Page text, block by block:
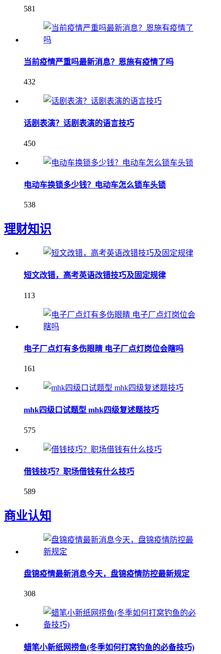
581
当前疫情严重吗最新消息？恩施有疫情了吗
432
话剧表演？话剧表演的语言技巧
450
电动车换锁多少钱？电动车怎么锁车头锁
538
理财知识
短文改错，高考英语改错技巧及固定规律
113
电子厂点灯有多伤眼睛 电子厂点灯岗位会瞎吗
161
mhk四级口试题型 mhk四级复述题技巧
575
借钱技巧？职场借钱有什么技巧
589
商业认知
盘锦疫情最新消息今天，盘锦疫情防控最新规定
308
蜡笔小新纸网捞鱼(冬季如何打窝钓鱼的必备技巧)